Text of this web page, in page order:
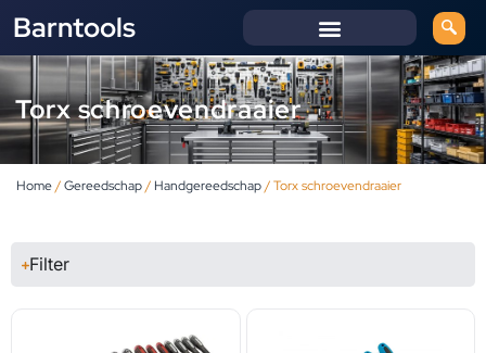
Barntools
Torx schroevendraaier
Home/Gereedschap/ Handgereedschap/ Torx schroevendraaier
Filter